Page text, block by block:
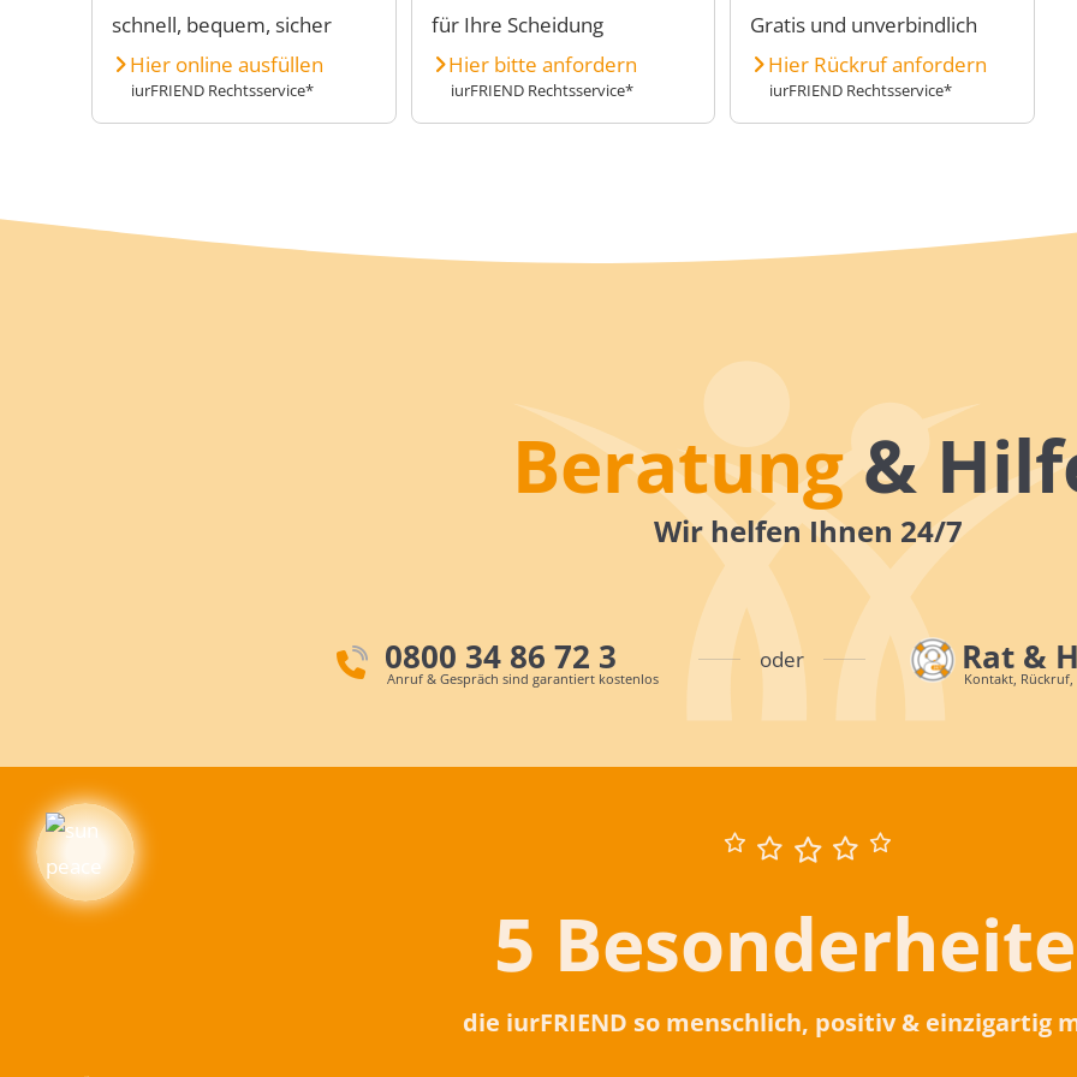
schnell, bequem, sicher
Hier online ausfüllen
iurFRIEND Rechtsservice*
für Ihre Scheidung
Hier bitte anfordern
iurFRIEND Rechtsservice*
Gratis und unverbindlich
Hier Rückruf anfordern
iurFRIEND Rechtsservice*
Beratung&
Wir helfen Ihnen 24/7
0800 34 86 72 3
Anruf & Gespräch sind garantiert kostenlos
oder Rat &
Kontakt, Rückruf,
5
die iurFRIEND so menschlich, positiv & einzigartig